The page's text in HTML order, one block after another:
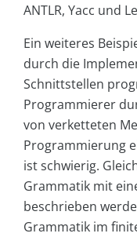
ANTLR, Yacc und
Ein weiteres
durch die
Schnittstellen
Programmierer
von verketteten
Programmierung
ist schwierig.
Grammatik mit
beschrieben
Grammatik im